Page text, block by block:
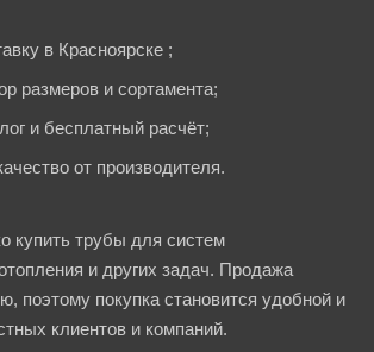
в Красноярске ;
размеров и сортамента;
и бесплатный расчёт;
от производителя.
купить трубы для систем
и других задач. Продажа
поэтому покупка становится удобной и
клиентов и компаний.